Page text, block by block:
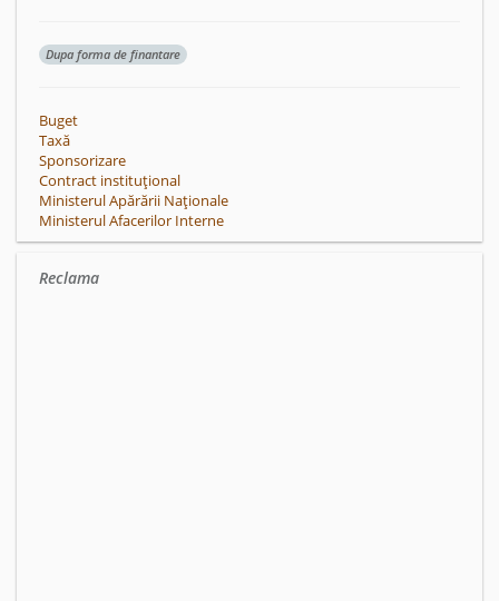
Dupa forma de finantare
Buget
Taxă
Sponsorizare
Contract instituțional
Ministerul Apărării Naționale
Ministerul Afacerilor Interne
Reclama